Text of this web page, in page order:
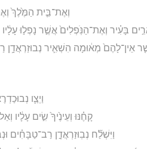
וְאֶת־בֵּ֤ית הַמֶּ֙לֶךְ֙
בָּעִ֗יר וְאֶת־הַנֹּֽפְלִים֙ אֲשֶׁ֣ר נָפְל֣וּ
אֵין־לָהֶם֙ מְא֔וּמָה הִשְׁאִ֛יר נְבוּזַרְאֲדָ֥ן
וַיְצַ֛ו
קָחֶ֗נּוּ וְעֵינֶ֙יךָ֙ שִׂ֣ים עָלָ֔יו
וַיִּשְׁלַ֞ח נְבֽוּזַרְאֲדָ֣ן רַב־טַבָּחִ֗ים